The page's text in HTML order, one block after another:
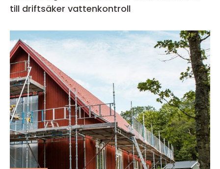
till driftsäker vattenkontroll